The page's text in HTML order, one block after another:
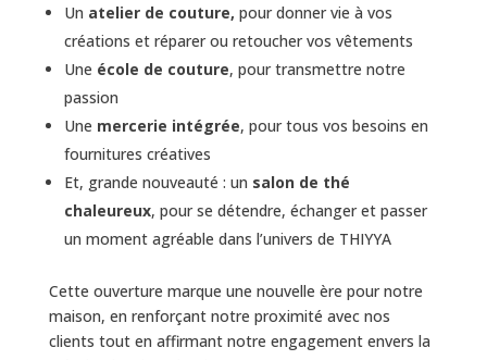
Un atelier de couture, pour donner vie à vos
créations et réparer ou retoucher vos vêtements
Une école de couture, pour transmettre notre
passion
Une mercerie intégrée, pour tous vos besoins en
fournitures créatives
Et, grande nouveauté : un salon de thé
chaleureux, pour se détendre, échanger et passer
un moment agréable dans l’univers de THIYYA
Cette ouverture marque une nouvelle ère pour notre
maison, en renforçant notre proximité avec nos
clients tout en affirmant notre engagement envers la